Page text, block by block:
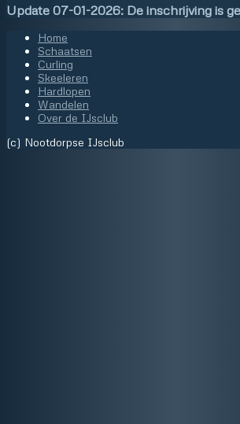
Update 07-01-2026: De inschrijving is
Home
Schaatsen
Curling
Skeeleren
Hardlopen
Wandelen
Over de IJsclub
(c) Nootdorpse IJsclub